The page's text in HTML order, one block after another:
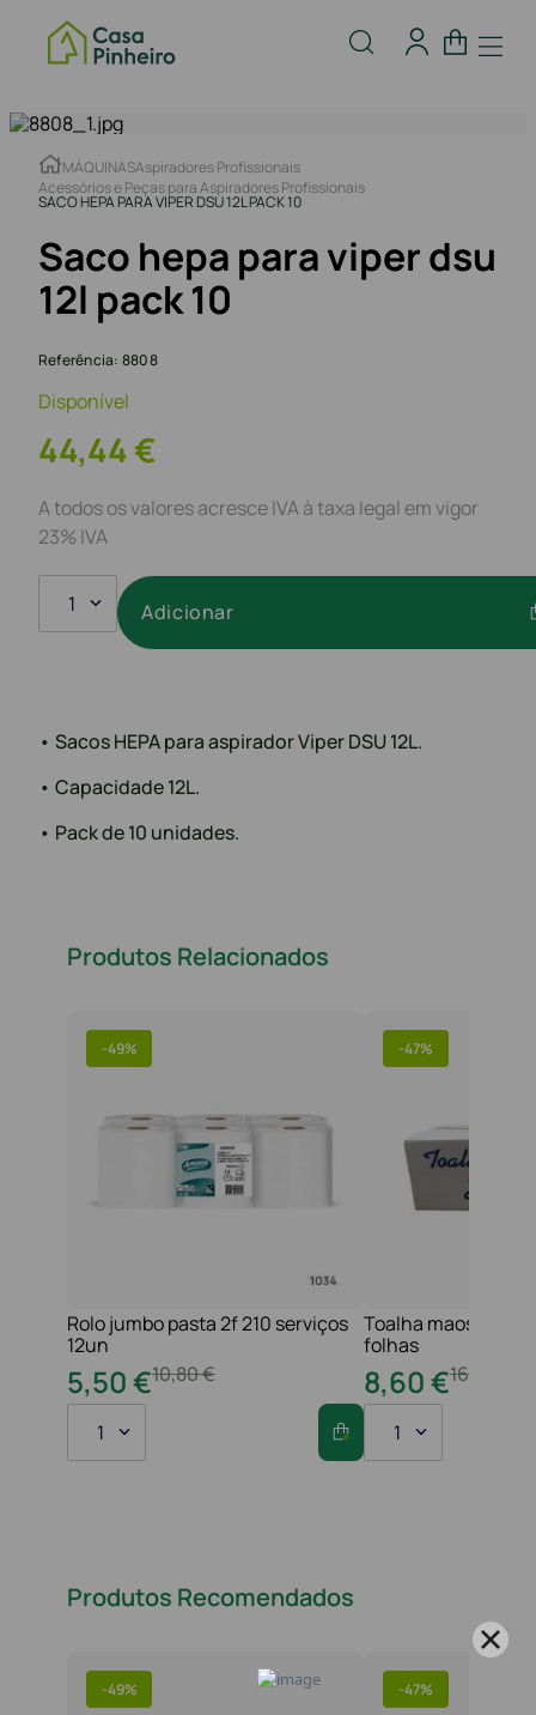
MÁQUINASAspiradores Profissionais
Acessórios e Peças para Aspiradores Profissionais
SACO HEPA PARA VIPER DSU 12L PACK 10
Saco hepa para viper dsu
12l pack 10
Referência: 8808
Disponível
44,44€
A todos os valores acresce IVA à taxa legal em vigor
23% IVA
1 Adicionar
• Sacos HEPA para aspirador Viper DSU 12L.
• Capacidade 12L.
• Pack de 10 unidades.
Produtos Relacionados
-49%
Rolo jumbo pasta 2f 210 serviços
12un
10,80€
5,50€
1
-47%
Toalha maos 2f
folhas
16
8,60€
1
Produtos Recomendados
-49% -47%